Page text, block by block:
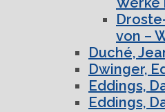
von –
Duché,
Dwinger,
Eddings,
Eddings,